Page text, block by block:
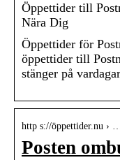
Öppettider till
Nära Dig
Öppettider för
öppettider till
stänger på
http s://öppettider.nu ›
Posten